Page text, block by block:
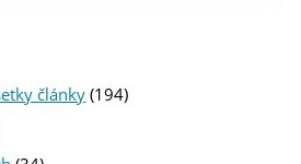
články (194)